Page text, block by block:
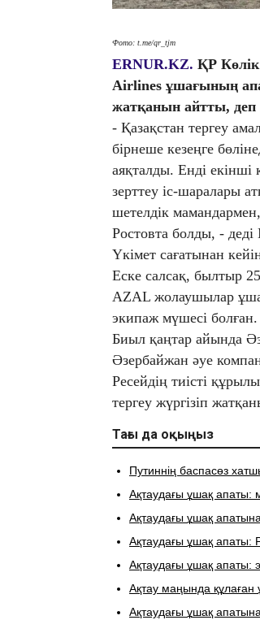
Фото: t.me/qr_tjm
ERNUR.KZ. ҚР
Airlines ұшағының
жатқанын айтты, деп
- Қазақстан тергеу
бірнеше кезеңге
аяқталды. Енді
зерттеу іс-шаралары
шетелдік
Ростовта болды, -
Үкімет сағатынан
Еске салсақ, былтыр
AZAL жолаушылар
экипаж мүшесі
Биыл қаңтар айында
Әзербайжан әуе
Ресейдің тиісті
тергеу жүргізіп
Тағы да оқыңыз
Путиннің баспасөз
Ақтаудағы ұшақ апаты:
​Ақтаудағы ұшақ
Ақтаудағы ұшақ апаты:
Ақтаудағы ұшақ апаты:
Ақтау маңында құлаған
Ақтаудағы ұшақ